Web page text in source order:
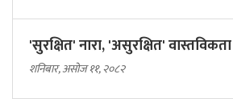
'सुरक्षित' नारा, 'असुरक्षित' वास्तविकता
शनिबार, असोज ११, २०८२